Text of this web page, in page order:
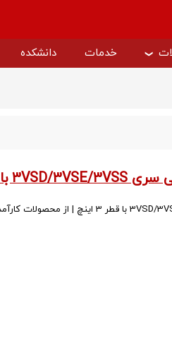
خدمات دانشکده